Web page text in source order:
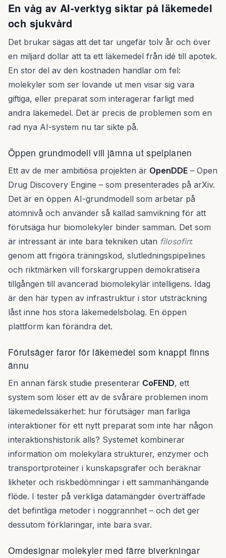
En våg av AI-verktyg siktar på läkemedel
och sjukvård
Det brukar sägas att det tar ungefär tolv år och över
en miljard dollar att ta ett läkemedel från idé till apotek.
En stor del av den kostnaden handlar om fel:
molekyler som ser lovande ut men visar sig vara
giftiga, eller preparat som interagerar farligt med
andra läkemedel. Det är precis de problemen som en
rad nya AI-system nu tar sikte på.
Öppen grundmodell vill jämna ut spelplanen
Ett av de mer ambitiösa projekten är OpenDDE – Open
Drug Discovery Engine – som presenterades på arXiv.
Det är en öppen AI-grundmodell som arbetar på
atomnivå och använder så kallad samvikning för att
förutsäga hur biomolekyler binder samman. Det som
är intressant är inte bara tekniken utan filosofin:
genom att frigöra träningskod, slutledningspipelines
och riktmärken vill forskargruppen demokratisera
tillgången till avancerad biomolekylär intelligens. Idag
är den här typen av infrastruktur i stor utsträckning
låst inne hos stora läkemedelsbolag. En öppen
plattform kan förändra det.
Förutsäger faror för läkemedel som knappt finns
ännu
En annan färsk studie presenterar CoFEND, ett
system som löser ett av de svårare problemen inom
läkemedelssäkerhet: hur förutsäger man farliga
interaktioner för ett nytt preparat som inte har någon
interaktionshistorik alls? Systemet kombinerar
information om molekylära strukturer, enzymer och
transportproteiner i kunskapsgrafer och beräknar
likheter och riskbedömningar i ett sammanhängande
flöde. I tester på verkliga datamängder överträffade
det befintliga metoder i noggrannhet – och det ger
dessutom förklaringar, inte bara svar.
Omdesignar molekyler med färre biverkningar